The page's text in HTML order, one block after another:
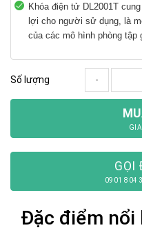
Khóa điện tử DL2001T
lợi cho người sử dụng, là
của các mô hình phòng tập
Số lượng -
GỌI
0901 804
Đặc điểm nổi